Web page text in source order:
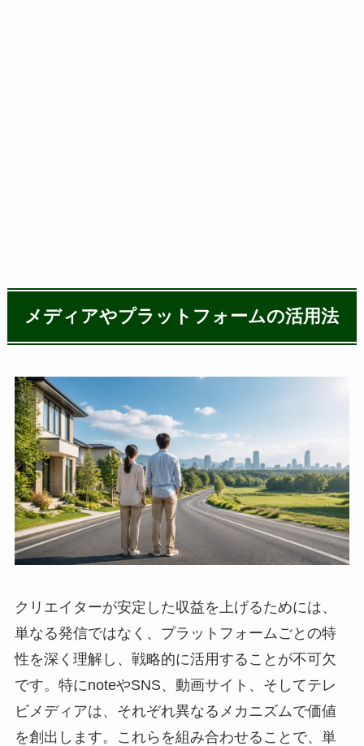
メディアやプラットフォームの活用法
クリエイターが安定した収益を上げるためには、
単なる発信ではなく、プラットフォームごとの特
性を深く理解し、戦略的に活用することが不可欠
です。特にnoteやSNS、動画サイト、そしてテレ
ビメディアは、それぞれ異なるメカニズムで価値
を創出します。これらを組み合わせることで、単